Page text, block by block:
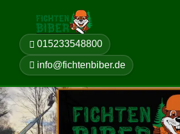
015233548800
info@fichtenbiber.de